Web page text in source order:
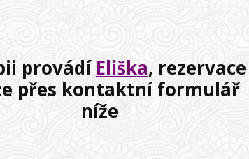
provádí Eliška, rezervace
přes kontaktní formulář
níže